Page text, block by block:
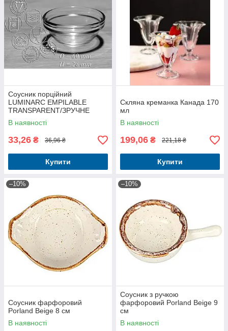
Соусник порційний
LUMINARC EMPILABLE
TRANSPARENT/ЗРУЧНЕ
ЗБЕРІГАННЯ 60мм
В наявності
33,26 ₴ 36,96 ₴
Купити
Скляна креманка Канада 170
мл
В наявності
199,06 ₴ 221,18 ₴
Купити
–10%
Соусник фарфоровий
Porland Beige 8 см
В наявності
–10%
Соусник з ручкою
фарфоровий Porland Beige 9
см
В наявності